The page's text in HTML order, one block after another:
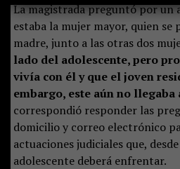
La magistrada preguntó por un
estaba la mujer mayor, quien se
madre, junto a las otras dos
lado del adolescente, pero
vivía con él y que el joven
embargo, este aún no
correspondió responder las
domicilio y correo electrónico
actuaciones judiciales que,
adolescente deberá enfrentar.